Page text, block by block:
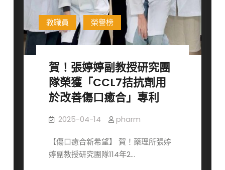
屆
物
醫
聯
合
學
年
獎
項
教職員 榮譽榜
賀！張婷婷副教授研究團
隊榮獲「CCL7拮抗劑用
於改善傷口癒合」專利
2025-04-14 pharm
【傷口癒合新希望】 賀！藥理所張婷
婷副教授研究團隊114年2…